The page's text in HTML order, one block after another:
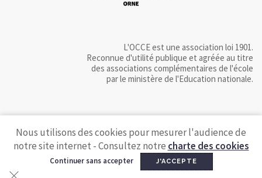
L'OCCE est une association loi 1901.
Reconnue d'utilité publique et agréée au titre
des associations complémentaires de l'école
par le ministère de l'Education nationale.
Nous utilisons des cookies pour mesurer l'audience de
notre site internet - Consultez notre charte des cookies
Continuer sans accepter J'ACCEPTE